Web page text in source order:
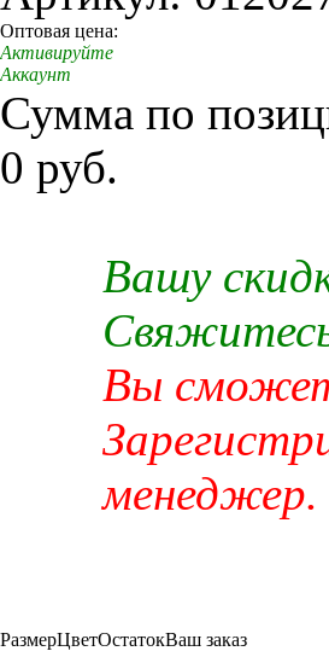
Оптовая цена:
Активируйте
Аккаунт
Сумма по
0 руб.
Вашу
Вы
менеджер.
РазмерЦветОстатокВаш заказ